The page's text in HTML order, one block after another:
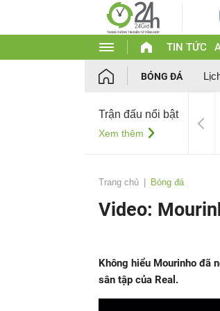
TIN TỨC
BÓNG ĐÁ
Trận đấu nổi bật
Xem thêm
Trang chủ Bóng đá
Video:
Không hiểu Mourinho đã
sân tập của Real.